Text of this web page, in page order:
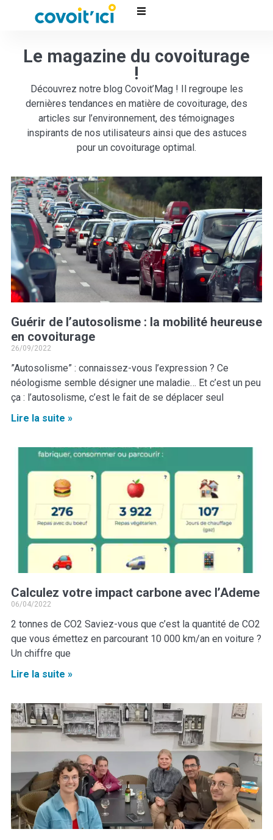
Le magazine du covoiturage
!
Découvrez notre blog Covoit’Mag ! Il regroupe les
dernières tendances en matière de covoiturage, des
articles sur l’environnement, des témoignages
inspirants de nos utilisateurs ainsi que des astuces
pour un covoiturage optimal.
Guérir de l’autosolisme : la mobilité heureuse
en covoiturage
26/09/2022
”Autosolisme” : connaissez-vous l’expression ? Ce
néologisme semble désigner une maladie… Et c’est un peu
ça : l’autosolisme, c’est le fait de se déplacer seul
Lire la suite »
Calculez votre impact carbone avec l’Ademe
06/04/2022
2 tonnes de CO2 Saviez-vous que c’est la quantité de CO2
que vous émettez en parcourant 10 000 km/an en voiture ?
Un chiffre que
Lire la suite »